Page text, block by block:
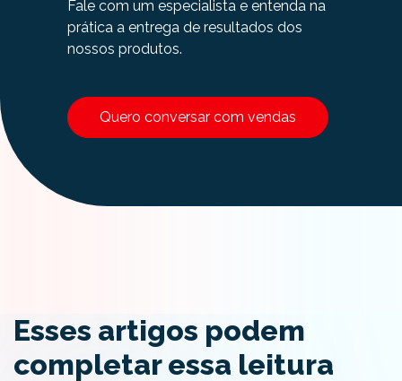
Fale com um especialista e entenda na
prática a entrega de resultados dos
nossos produtos.
Quero conversar com vendas
Esses artigos podem
completar essa leitura